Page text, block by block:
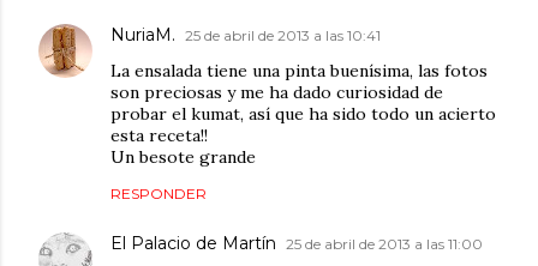
NuriaM. 25 de abril de 2013 a las 10:41
La ensalada tiene una pinta buenísima, las fotos
son preciosas y me ha dado curiosidad de
probar el kumat, así que ha sido todo un acierto
esta receta!!
Un besote grande
RESPONDER
El Palacio de Martín 25 de abril de 2013 a las 11:00